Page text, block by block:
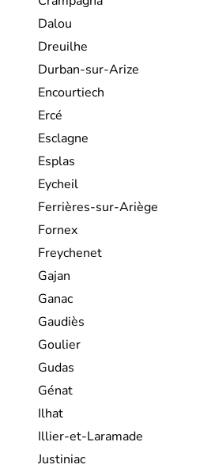
Dalou
Dreuilhe
Durban-sur-Arize
Encourtiech
Ercé
Esclagne
Esplas
Eycheil
Ferrières-sur-Ariège
Fornex
Freychenet
Gajan
Ganac
Gaudiès
Goulier
Gudas
Génat
Ilhat
Illier-et-Laramade
Justiniac